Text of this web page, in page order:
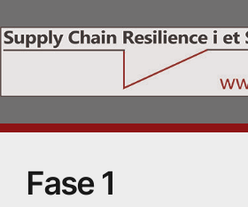
Fase 1